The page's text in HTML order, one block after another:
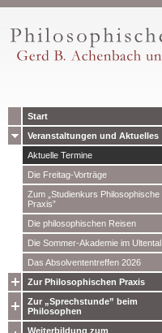
Start
Veranstaltungen und Aktuelles
Aktuelle Termine
Die Freitag-Vorträge
Zum „Studienkurs Philosophische
Praxis”
Die philosophischen Reisen
Die Sommer-Akademie im Ultental
Das Absolvententreffen 2026
Zur Philosophischen Praxis
Zur „Sprechstunde” beim
Philosophen
Weiterbildung zum